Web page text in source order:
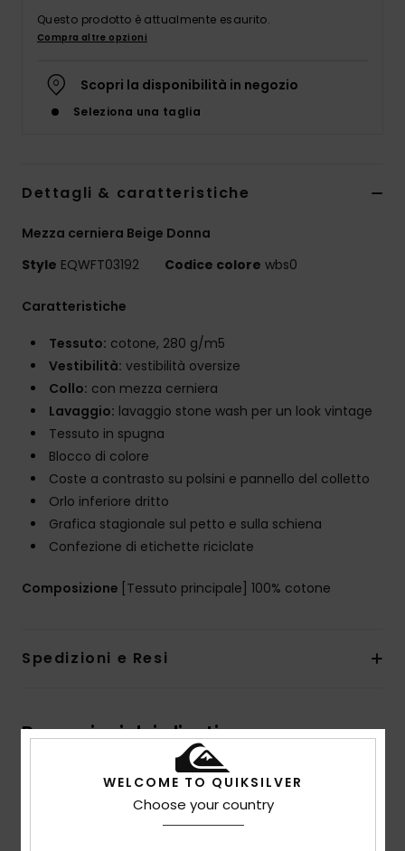
Questo prodotto è attualmente esaurito.
Compra altre opzioni
Scopri la disponibilità in negozio
Seleziona una taglia
Dettagli & caratteristiche
Mezza cerniera Beige Donna
Style EQWFT03192 Codice colore wbs0
Caratteristiche
Tessuto: cotone, 280 g/m5
Vestibilità: vestibilità oversize
Collo: con mezza cerniera
Lavaggio: lavaggio stone wash per un look vintage
Tessuto in spugna
Blocco di colore
Coste a contrasto su polsini e pannello del colletto
Orlo inferiore dritto
Grafica stagionale sul petto e sulla schiena
Confezione di etichette riciclate
Composizione [Tessuto principale] 100% cotone
Spedizioni e Resi
Recensioni dei clienti
Punteggio medio
5.0
WELCOME TO QUIKSILVER
Choose your country